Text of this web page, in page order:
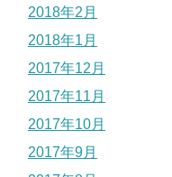
2018年2月
2018年1月
2017年12月
2017年11月
2017年10月
2017年9月